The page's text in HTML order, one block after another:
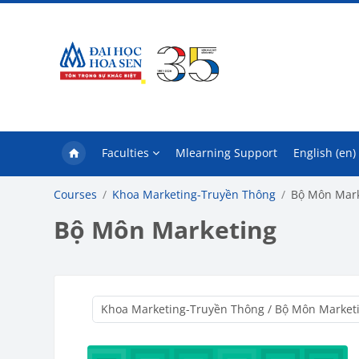
Faculties Mlearning Support English ‎(en)‎
Courses Khoa Marketing-Truyền Thông Bộ Môn
Bộ Môn Marketing